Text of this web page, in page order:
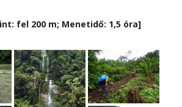
fel 200 m; Menetidő: 1,5 óra]